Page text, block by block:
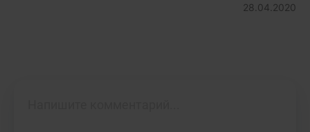
28.04.2020